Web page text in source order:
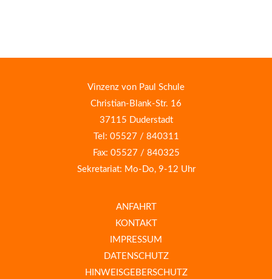
Vinzenz von Paul Schule
Christian-Blank-Str. 16
37115 Duderstadt
Tel: 05527 / 840311
Fax: 05527 / 840325
Sekretariat: Mo-Do, 9-12 Uhr
ANFAHRT
KONTAKT
IMPRESSUM
DATENSCHUTZ
HINWEISGEBERSCHUTZ